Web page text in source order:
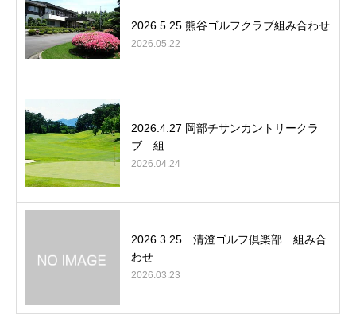
2026.5.25 熊谷ゴルフクラブ組み合わせ
2026.05.22
2026.4.27 岡部チサンカントリークラ
ブ 組…
2026.04.24
2026.3.25 清澄ゴルフ倶楽部 組み合
わせ
2026.03.23